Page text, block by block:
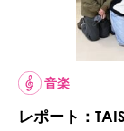
音楽
レポート：